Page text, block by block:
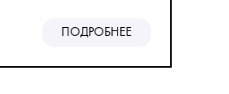
ПОДРОБНЕЕ